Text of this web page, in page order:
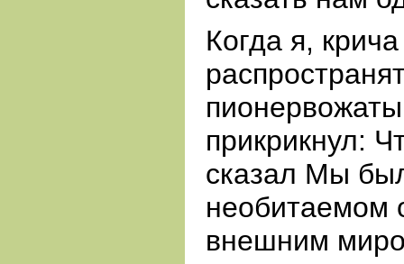
Когда я,
прикрикнул:
сказал Мы
необитаемом
внешним